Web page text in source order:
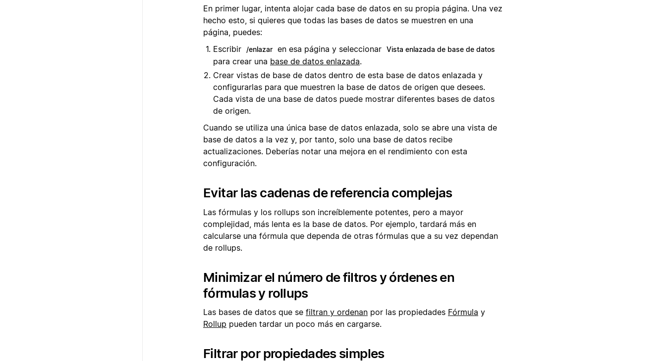
En primer lugar, intenta alojar cada base de datos en su propia página. Una vez
hecho esto, si quieres que todas las bases de datos se muestren en una
página, puedes:
Escribir
/enlazar en esa página y seleccionar Vista enlazada de base de datos
para crear una base de datos enlazada.
Crear vistas de base de datos dentro de esta base de datos enlazada y
configurarlas para que muestren la base de datos de origen que desees.
Cada vista de una base de datos puede mostrar diferentes bases de datos
de origen.
Cuando se utiliza una única base de datos enlazada, solo se abre una vista de
base de datos a la vez y, por tanto, solo una base de datos recibe
actualizaciones. Deberías notar una mejora en el rendimiento con esta
configuración.
Evitar las cadenas de referencia complejas
Las fórmulas y los rollups son increíblemente potentes, pero a mayor
complejidad, más lenta es la base de datos. Por ejemplo, tardará más en
calcularse una fórmula que dependa de otras fórmulas que a su vez dependan
de rollups.
Minimizar el número de filtros y órdenes en
fórmulas y rollups
Las bases de datos que se filtran y ordenan por las propiedades Fórmula y
Rollup pueden tardar un poco más en cargarse.
Filtrar por propiedades simples